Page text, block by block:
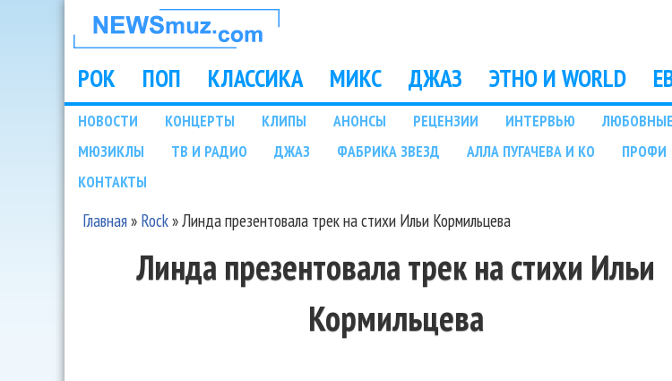
НОВОСТИ
МУЗЫКИ И
ШОУ БИЗНЕСА
NEWSMUZ.COM
Main menu
РОК ПОП КЛАССИКА МИКС ДЖАЗ ЭТНО И WORLD
Подразделы
НОВОСТИ КОНЦЕРТЫ КЛИПЫ АНОНСЫ РЕЦЕНЗИИ ИНТЕРВЬЮ
МЮЗИКЛЫ
ТВ И РАДИО ДЖАЗ ФАБРИКА ЗВЕЗД АЛЛА ПУГАЧЕВА И КО ПРОФИ
КОНТАКТЫ
Главная» Rock»Линда презентовала трек на стихи Ильи Кормильцева
Линда презентовала трек на стихи Ильи
Кормильцева